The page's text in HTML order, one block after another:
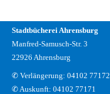
Stadtbücherei Ahrensburg
Manfred-Samusch-Str. 3
22926 Ahrensburg
✆ Verlängerung: 04102 77172
✆ Auskunft: 04102 77171